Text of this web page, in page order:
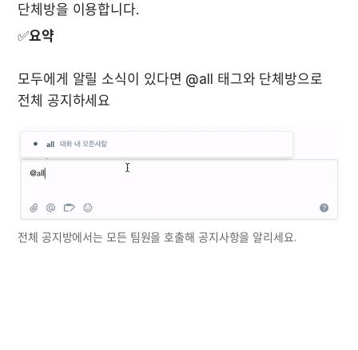
✅요약
모두에게 알릴 소식이 있다면 @all 태그와 단체방으로
전체 공지하세요
전체 공지방에서는 모든 팀원을 호출해 공지사항을 알리세요.